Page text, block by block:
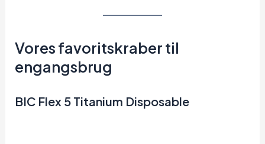
Vores favoritskraber til
engangsbrug
BIC Flex 5 Titanium Disposable